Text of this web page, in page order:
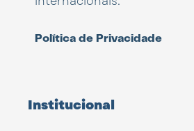
Política de Privacidade
Institucional